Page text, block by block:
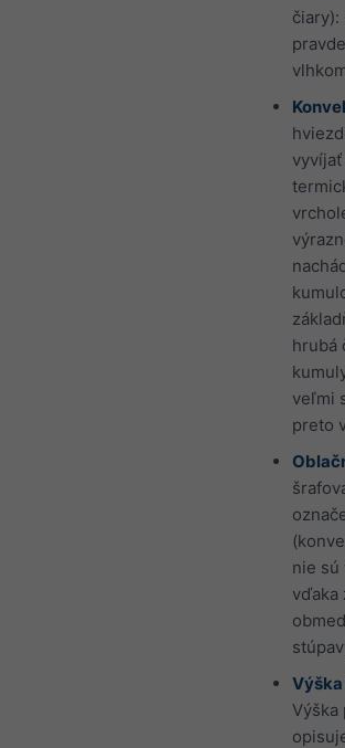
čiary):
hrubá
veľmi
preto
nie sú
vďaka
Výška
Výška